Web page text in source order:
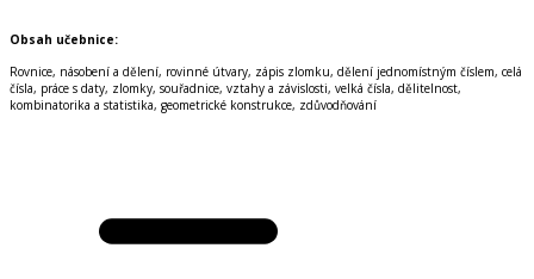
Obsah učebnice:
Rovnice, násobení a dělení, rovinné útvary, zápis zlomku, dělení jednomístným číslem, celá
čísla, práce s daty, zlomky, souřadnice, vztahy a závislosti, velká čísla, dělitelnost,
kombinatorika a statistika, geometrické konstrukce, zdůvodňování